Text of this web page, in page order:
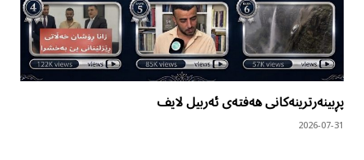
پڕبینەرترینەکانی هەفتەی ئەربیل لایف
2026-07-31